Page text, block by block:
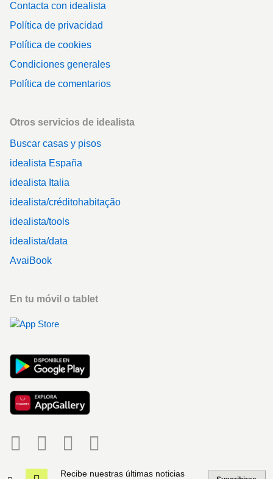
Recibe nuestras últimas noticias
Contacta con idealista
Política de privacidad
Política de cookies
Condiciones generales
Política de comentarios
Otros servicios de idealista
Buscar casas y pisos
idealista España
idealista Italia
idealista/créditohabitação
idealista/tools
idealista/data
AvaiBook
En tu móvil o tablet
Social
idealista Copyright © 2000-2026